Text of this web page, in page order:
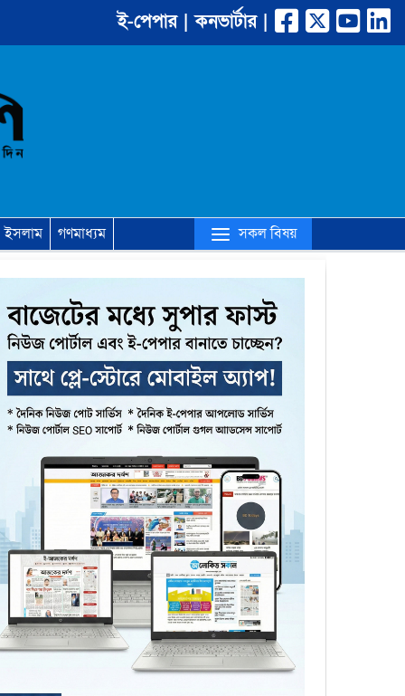
ই-পেপার |
(current) কনভার্টার |
ইসলাম গণমাধ্যম সকল বিষয়